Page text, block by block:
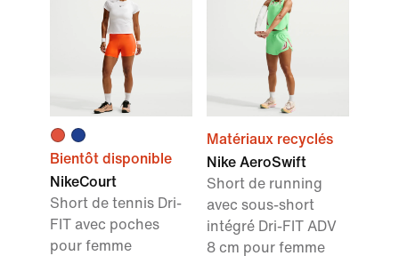
Bientôt disponible
NikeCourt
Short de tennis Dri-
FIT avec poches
pour femme
Matériaux recyclés
Nike AeroSwift
Short de running
avec sous-short
intégré Dri-FIT ADV
8 cm pour femme